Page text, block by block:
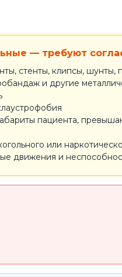
— требуют
стенты, клипсы, шунты,
и другие
пациента,
или
движения и